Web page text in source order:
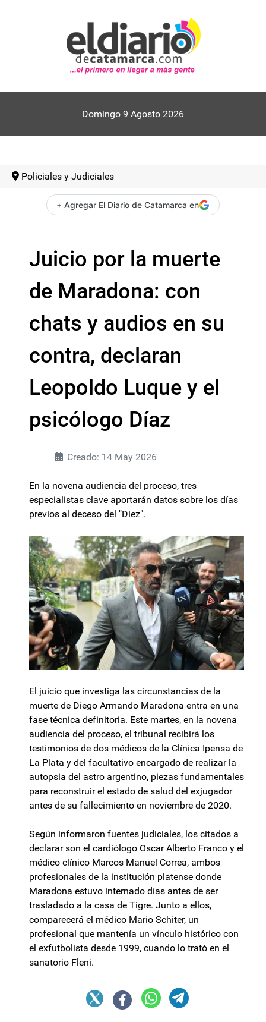
Domingo 9 Agosto 2026
Policiales y Judiciales
+ Agregar El Diario de Catamarca en
Juicio por la muerte
de Maradona: con
chats y audios en su
contra, declaran
Leopoldo Luque y el
psicólogo Díaz
Creado: 14 May 2026
En la novena audiencia del proceso, tres
especialistas clave aportarán datos sobre los días
previos al deceso del "Diez".
El juicio que investiga las circunstancias de la
muerte de Diego Armando Maradona entra en una
fase técnica definitoria. Este martes, en la novena
audiencia del proceso, el tribunal recibirá los
testimonios de dos médicos de la Clínica Ipensa de
La Plata y del facultativo encargado de realizar la
autopsia del astro argentino, piezas fundamentales
para reconstruir el estado de salud del exjugador
antes de su fallecimiento en noviembre de 2020.
Según informaron fuentes judiciales, los citados a
declarar son el cardiólogo Oscar Alberto Franco y el
médico clínico Marcos Manuel Correa, ambos
profesionales de la institución platense donde
Maradona estuvo internado días antes de ser
trasladado a la casa de Tigre. Junto a ellos,
comparecerá el médico Mario Schiter, un
profesional que mantenía un vínculo histórico con
el exfutbolista desde 1999, cuando lo trató en el
sanatorio Fleni.